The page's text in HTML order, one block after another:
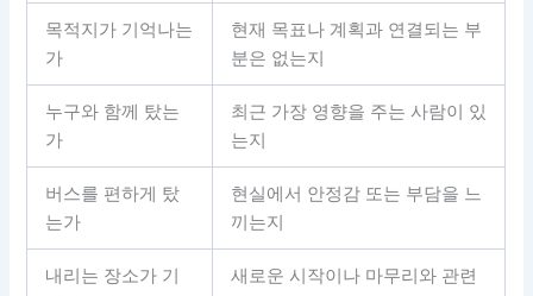
목적지가 기억나는
가
현재 목표나 계획과 연결되는 부
분은 없는지
누구와 함께 탔는
가
최근 가장 영향을 주는 사람이 있
는지
버스를 편하게 탔
는가
현실에서 안정감 또는 부담을 느
끼는지
내리는 장소가 기
새로운 시작이나 마무리와 관련